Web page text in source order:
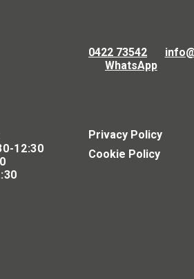
0422 73542
WhatsApp
12:30
Privacy Policy
Cookie Policy